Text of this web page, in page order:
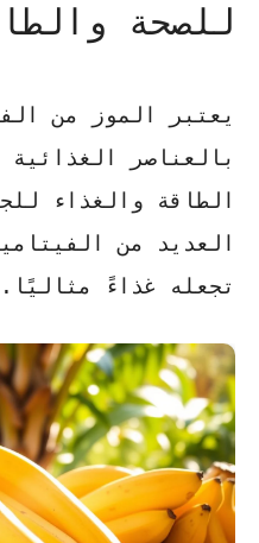
للصحة
يعتبر الموز
من
بالعناصر
الطاقة والغذاء
العديد من
تجعله غذاءً مثاليًا.